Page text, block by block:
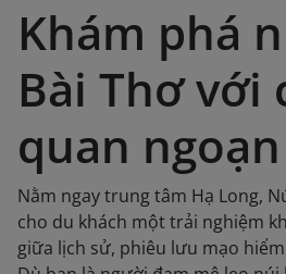
Khám phá
Bài Thơ với
quan
Nằm ngay trung tâm Hạ Long,
cho du khách một trải nghiệm
giữa lịch sử, phiêu lưu mạo